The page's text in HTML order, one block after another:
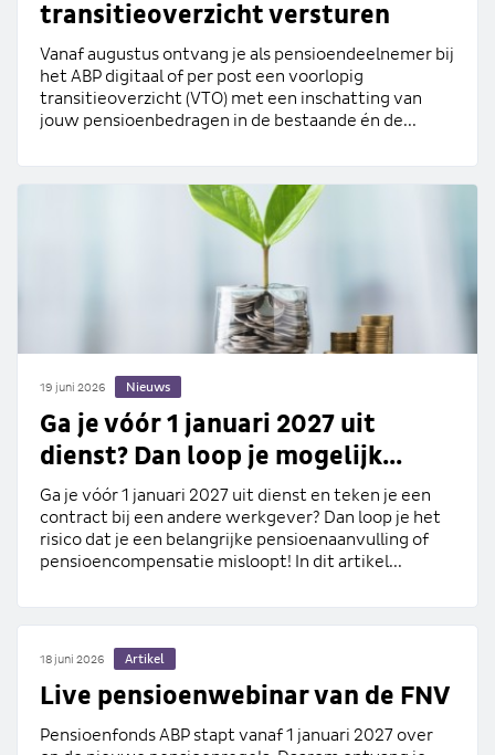
transitieoverzicht versturen
Vanaf augustus ontvang je als pensioendeelnemer bij
het ABP digitaal of per post een voorlopig
transitieoverzicht (VTO) met een inschatting van
jouw pensioenbedragen in de bestaande én de...
19 juni 2026 Nieuws
Ga je vóór 1 januari 2027 uit
dienst? Dan loop je mogelijk...
Ga je vóór 1 januari 2027 uit dienst en teken je een
contract bij een andere werkgever? Dan loop je het
risico dat je een belangrijke pensioenaanvulling of
pensioencompensatie misloopt! In dit artikel...
18 juni 2026 Artikel
Live pensioenwebinar van de FNV
Pensioenfonds ABP stapt vanaf 1 januari 2027 over